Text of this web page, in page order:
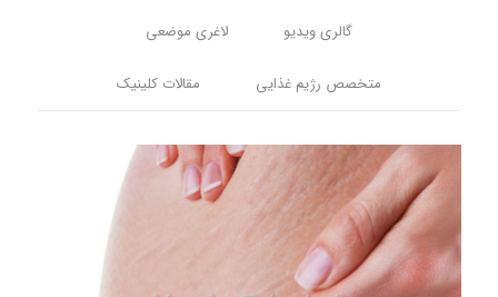
گالری ویدیو لاغری موضعی
متخصص رژیم غذایی مقالات کلینیک